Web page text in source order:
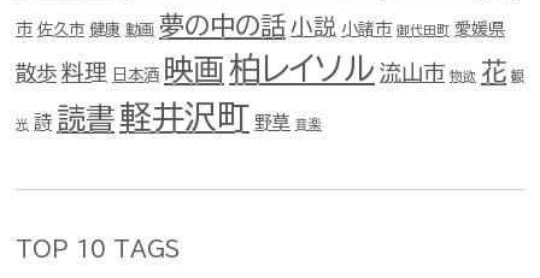
市 佐久市 健康 動画 夢の中の話 小説 小諸市 御代田町 愛媛県
散歩 料理 日本酒 映画 柏レイソル 流山市 物欲 花 観
光 詩 読書軽井沢町 野草 音楽
TOP 10 TAGS